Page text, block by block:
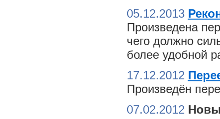
05.12.2013
Произведена
чего должно
более удобной
17.12.2012
Произведён
07.02.2012